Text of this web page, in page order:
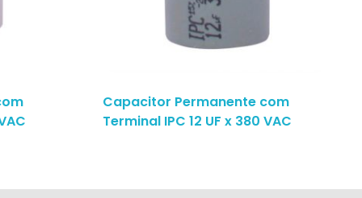
Capacitor Permanente com
Terminal IPC 12 UF x 380 VAC